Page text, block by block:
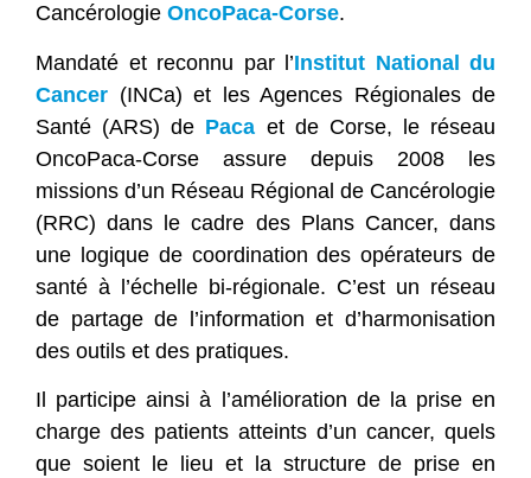
Cancérologie OncoPaca-Corse.
Mandaté et reconnu par l’Institut National du
Cancer (INCa) et les Agences Régionales de
Santé (ARS) de Paca et de Corse, le réseau
OncoPaca-Corse assure depuis 2008 les
missions d’un Réseau Régional de Cancérologie
(RRC) dans le cadre des Plans Cancer, dans
une logique de coordination des opérateurs de
santé à l’échelle bi-régionale. C’est un réseau
de partage de l’information et d’harmonisation
des outils et des pratiques.
Il participe ainsi à l’amélioration de la prise en
charge des patients atteints d’un cancer, quels
que soient le lieu et la structure de prise en